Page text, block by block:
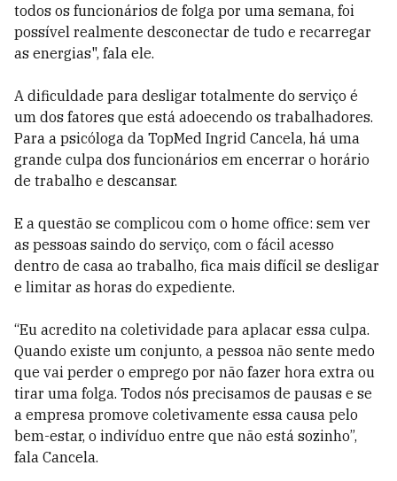
todos os funcionários de folga por uma semana, foi
possível realmente desconectar de tudo e recarregar
as energias", fala ele.
A dificuldade para desligar totalmente do serviço é
um dos fatores que está adoecendo os trabalhadores.
Para a psicóloga da TopMed Ingrid Cancela, há uma
grande culpa dos funcionários em encerrar o horário
de trabalho e descansar.
E a questão se complicou com o home office: sem ver
as pessoas saindo do serviço, com o fácil acesso
dentro de casa ao trabalho, fica mais difícil se desligar
e limitar as horas do expediente.
“Eu acredito na coletividade para aplacar essa culpa.
Quando existe um conjunto, a pessoa não sente medo
que vai perder o emprego por não fazer hora extra ou
tirar uma folga. Todos nós precisamos de pausas e se
a empresa promove coletivamente essa causa pelo
bem-estar, o indivíduo entre que não está sozinho”,
fala Cancela.